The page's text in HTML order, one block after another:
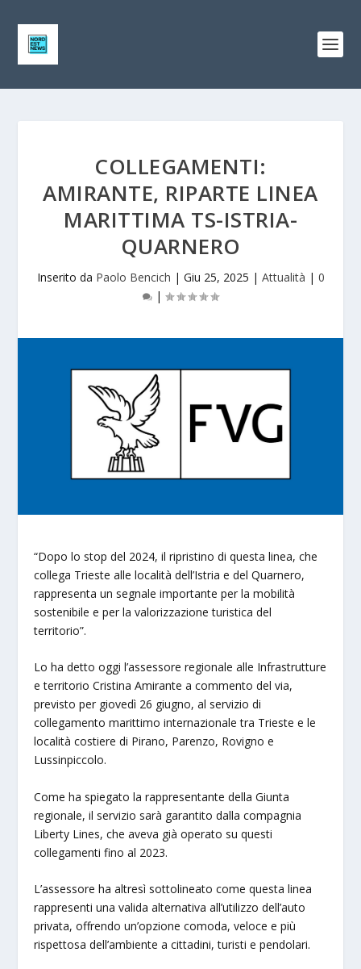
COLLEGAMENTI:
AMIRANTE, RIPARTE LINEA
MARITTIMA TS-ISTRIA-
QUARNERO
Inserito da Paolo Bencich | Giu 25, 2025 | Attualità | 0
|
“Dopo lo stop del 2024, il ripristino di questa linea, che
collega Trieste alle località dell’Istria e del Quarnero,
rappresenta un segnale importante per la mobilità
sostenibile e per la valorizzazione turistica del
territorio”.
Lo ha detto oggi l’assessore regionale alle Infrastrutture
e territorio Cristina Amirante a commento del via,
previsto per giovedì 26 giugno, al servizio di
collegamento marittimo internazionale tra Trieste e le
località costiere di Pirano, Parenzo, Rovigno e
Lussinpiccolo.
Come ha spiegato la rappresentante della Giunta
regionale, il servizio sarà garantito dalla compagnia
Liberty Lines, che aveva già operato su questi
collegamenti fino al 2023.
L’assessore ha altresì sottolineato come questa linea
rappresenti una valida alternativa all’utilizzo dell’auto
privata, offrendo un’opzione comoda, veloce e più
rispettosa dell’ambiente a cittadini, turisti e pendolari.